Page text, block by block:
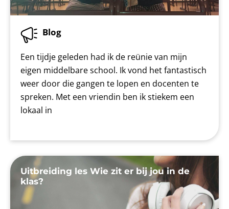
Blog
Een tijdje geleden had ik de reünie van mijn
eigen middelbare school. Ik vond het fantastisch
weer door die gangen te lopen en docenten te
spreken. Met een vriendin ben ik stiekem een
lokaal in
Uitbreiding les Wie zit er bij jou in de
klas?